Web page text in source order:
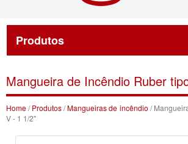
Produtos
Mangueira de Incêndio Ruber
Home/Produtos/Mangueiras de incêndio /
V - 1 1/2"